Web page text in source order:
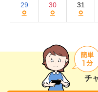
チ
29
○
30
○
31
○
近隣の買い手に向けた
も掲載するなどの工夫
また、これまでのお客
地域に密着して営業を行